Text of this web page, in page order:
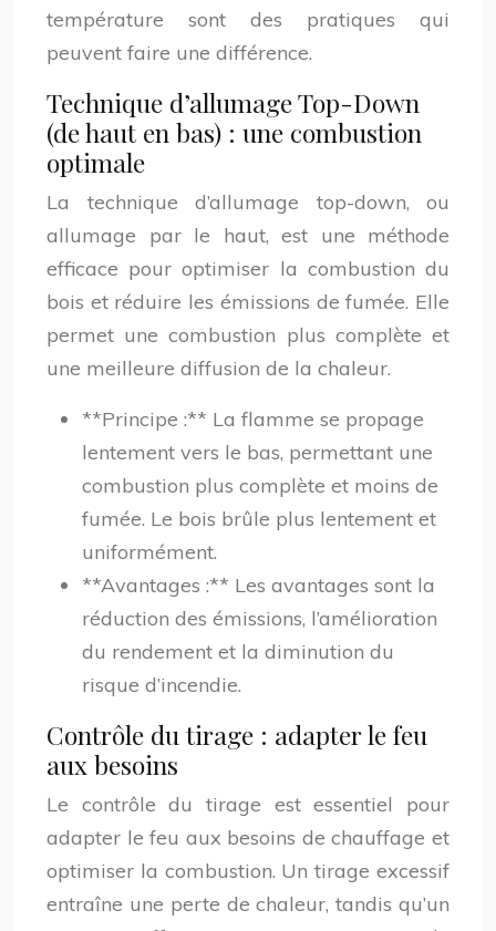
température sont des pratiques qui
peuvent faire une différence.
Technique d’allumage Top-Down
(de haut en bas) : une combustion
optimale
La technique d’allumage top-down, ou
allumage par le haut, est une méthode
efficace pour optimiser la combustion du
bois et réduire les émissions de fumée. Elle
permet une combustion plus complète et
une meilleure diffusion de la chaleur.
**Principe :** La flamme se propage
lentement vers le bas, permettant une
combustion plus complète et moins de
fumée. Le bois brûle plus lentement et
uniformément.
**Avantages :** Les avantages sont la
réduction des émissions, l’amélioration
du rendement et la diminution du
risque d’incendie.
Contrôle du tirage : adapter le feu
aux besoins
Le contrôle du tirage est essentiel pour
adapter le feu aux besoins de chauffage et
optimiser la combustion. Un tirage excessif
entraîne une perte de chaleur, tandis qu’un